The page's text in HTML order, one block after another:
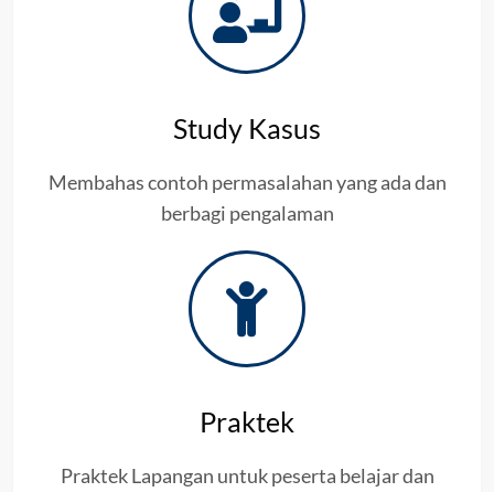
Study Kasus
Membahas contoh permasalahan yang ada dan
berbagi pengalaman
Praktek
Praktek Lapangan untuk peserta belajar dan